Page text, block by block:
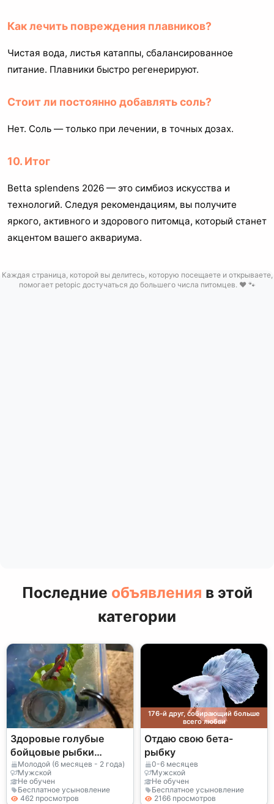
Как лечить повреждения плавников?
Чистая вода, листья катаппы, сбалансированное
питание. Плавники быстро регенерируют.
Стоит ли постоянно добавлять соль?
Нет. Соль — только при лечении, в точных дозах.
10. Итог
Betta splendens 2026 — это симбиоз искусства и
технологий. Следуя рекомендациям, вы получите
яркого, активного и здорового питомца, который станет
акцентом вашего аквариума.
Каждая страница, которой вы делитесь, которую посещаете и открываете,
помогает petopic достучаться до большего числа питомцев. ❤️ 🐾
Последние объявления в этой
категории
Здоровые голубые
бойцовые рыбки
нуждаются в правильно
подготовленном
аквариуме.
Молодой (6 месяцев - 2 года)
Мужской
Не обучен
Бесплатное усыновление
462 просмотров
176-й друг, собирающий больше
всего любви
Отдаю свою бета-
рыбку
0-6 месяцев
Мужской
Не обучен
Бесплатное усыновление
2166 просмотров